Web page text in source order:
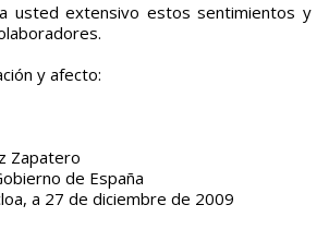
usted extensivo estos sentimientos y
y afecto:
Zapatero
de España
a 27 de diciembre de 2009